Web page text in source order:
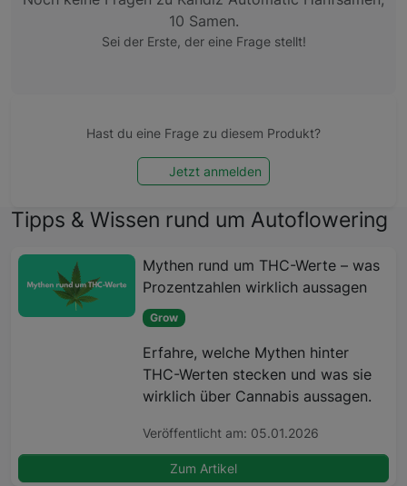
10 Samen.
Sei der Erste, der eine Frage stellt!
Hast du eine Frage zu diesem Produkt?
Jetzt anmelden
Tipps & Wissen rund um Autoflowering
Mythen rund um THC-Werte – was
Prozentzahlen wirklich aussagen
Grow
Erfahre, welche Mythen hinter
THC-Werten stecken und was sie
wirklich über Cannabis aussagen.
Veröffentlicht am: 05.01.2026
Zum Artikel